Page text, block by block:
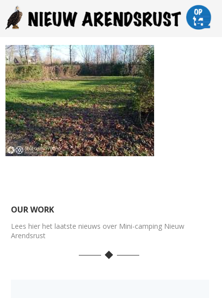
OUR WORK
Lees hier het laatste nieuws over Mini-camping Nieuw
Arendsrust